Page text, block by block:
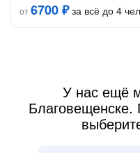
от6700 ₽за всё до 4
У нас ещё
Благовещенске.